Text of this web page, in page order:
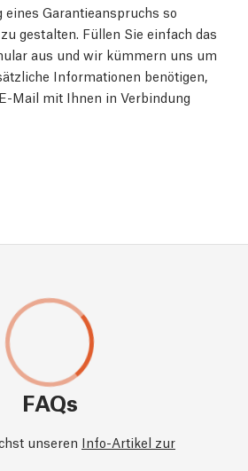
eines Garantieanspruchs so
gestalten. Füllen Sie einfach das
aus und wir kümmern uns um
Informationen benötigen,
Mail mit Ihnen in Verbindung
FAQs
unseren Info-Artikel zur